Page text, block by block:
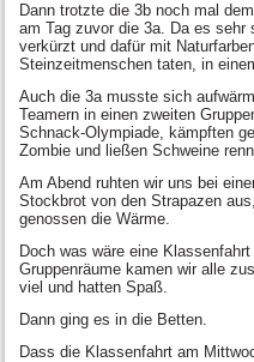
Dann trotzte die 3b noch mal
am Tag zuvor die 3a. Da es sehr
verkürzt und dafür mit
Steinzeitmenschen taten, in
Auch die 3a musste sich
Teamern in einen zweiten
Schnack-Olympiade, kämpften
Zombie und ließen Schweine
Am Abend ruhten wir uns bei
Stockbrot von den Strapazen
genossen die Wärme.
Doch was wäre eine
Gruppenräume kamen wir alle
viel und hatten Spaß.
Dann ging es in die Betten.
Dass die Klassenfahrt am